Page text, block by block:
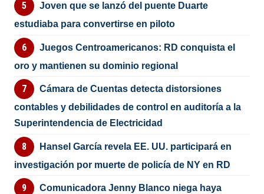
Joven que se lanzó del puente Duarte
estudiaba para convertirse en piloto
Juegos Centroamericanos: RD conquista el
oro y mantienen su dominio regional
Cámara de Cuentas detecta distorsiones
contables y debilidades de control en auditoría a la
Superintendencia de Electricidad
Hansel García revela EE. UU. participará en
investigación por muerte de policía de NY en RD
Comunicadora Jenny Blanco niega haya